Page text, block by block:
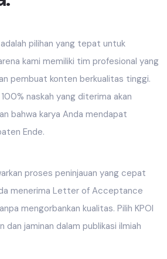
pilihan yang tepat untuk
kami memiliki tim profesional yang
pembuat konten berkualitas tinggi.
naskah yang diterima akan
bahwa karya Anda mendapat
Ende.
proses peninjauan yang cepat
menerima Letter of Acceptance
mengorbankan kualitas. Pilih KPOI
dan jaminan dalam publikasi ilmiah